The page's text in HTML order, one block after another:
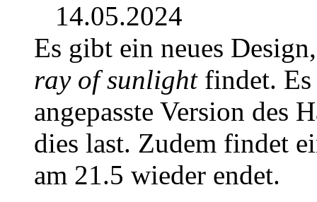
14.05.2024
Es gibt ein neues
ray of sunlightfindet. Es
angepasste Version des
dies last. Zudem findet
am 21.5 wieder endet.